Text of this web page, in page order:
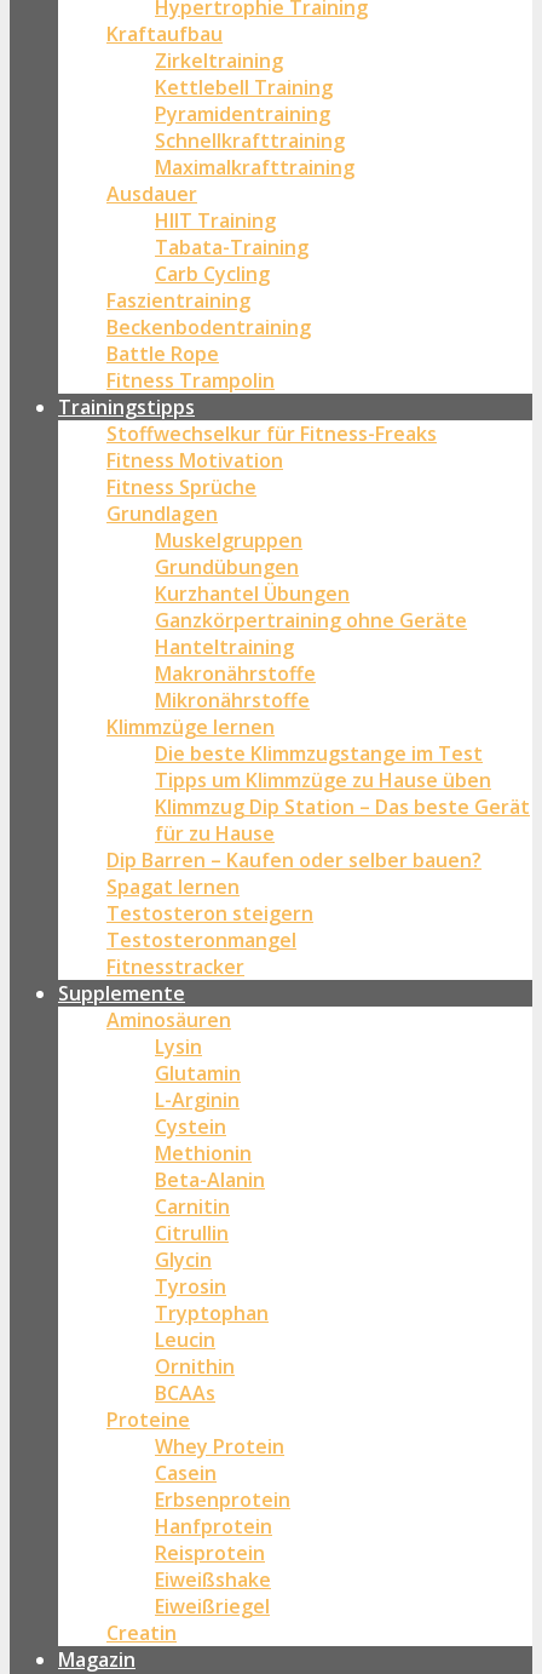
Hypertrophie Training
Kraftaufbau
Zirkeltraining
Kettlebell Training
Pyramidentraining
Schnellkrafttraining
Maximalkrafttraining
Ausdauer
HIIT Training
Tabata-Training
Carb Cycling
Faszientraining
Beckenbodentraining
Battle Rope
Fitness Trampolin
Trainingstipps
Stoffwechselkur für Fitness-Freaks
Fitness Motivation
Fitness Sprüche
Grundlagen
Muskelgruppen
Grundübungen
Kurzhantel Übungen
Ganzkörpertraining ohne Geräte
Hanteltraining
Makronährstoffe
Mikronährstoffe
Klimmzüge lernen
Die beste Klimmzugstange im Test
Tipps um Klimmzüge zu Hause üben
Klimmzug Dip Station – Das beste Gerät
für zu Hause
Dip Barren – Kaufen oder selber bauen?
Spagat lernen
Testosteron steigern
Testosteronmangel
Fitnesstracker
Supplemente
Aminosäuren
Lysin
Glutamin
L-Arginin
Cystein
Methionin
Beta-Alanin
Carnitin
Citrullin
Glycin
Tyrosin
Tryptophan
Leucin
Ornithin
BCAAs
Proteine
Whey Protein
Casein
Erbsenprotein
Hanfprotein
Reisprotein
Eiweißshake
Eiweißriegel
Creatin
Magazin